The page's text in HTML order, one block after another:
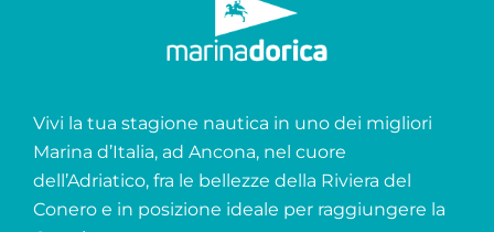
Vivi la tua stagione nautica in uno dei migliori
Marina d’Italia, ad Ancona, nel cuore
dell’Adriatico, fra le bellezze della Riviera del
Conero e in posizione ideale per raggiungere la